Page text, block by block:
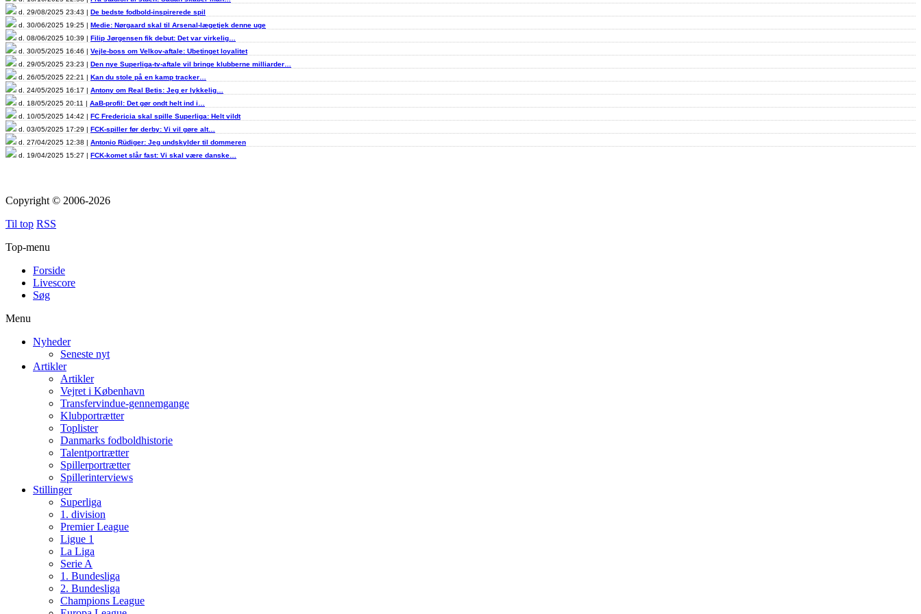
d. 29/08/2025 23:43 | De bedste fodbold-inspirerede spil
d. 30/06/2025 19:25 | Medie: Nørgaard skal til Arsenal-lægetjek denne uge
d. 08/06/2025 10:39 | Filip Jørgensen fik debut: Det var virkelig…
d. 30/05/2025 16:46 | Vejle-boss om Velkov-aftale: Ubetinget loyalitet
d. 29/05/2025 23:23 | Den nye Superliga-tv-aftale vil bringe klubberne milliarder…
d. 26/05/2025 22:21 | Kan du stole på en kamp tracker…
d. 24/05/2025 16:17 | Antony om Real Betis: Jeg er lykkelig…
d. 18/05/2025 20:11 | AaB-profil: Det gør ondt helt ind i…
d. 10/05/2025 14:42 | FC Fredericia skal spille Superliga: Helt vildt
d. 03/05/2025 17:29 | FCK-spiller før derby: Vi vil gøre alt…
d. 27/04/2025 12:38 | Antonio Rüdiger: Jeg undskylder til dommeren
d. 19/04/2025 15:27 | FCK-komet slår fast: Vi skal være danske…
Copyright © 2006-2026
Til top RSS
Top-menu
Forside
Livescore
Søg
Menu
Nyheder
Seneste nyt
Artikler
Artikler
Vejret i København
Transfervindue-gennemgange
Klubportrætter
Toplister
Danmarks fodboldhistorie
Talentportrætter
Spillerportrætter
Spillerinterviews
Stillinger
Superliga
1. division
Premier League
Ligue 1
La Liga
Serie A
1. Bundesliga
2. Bundesliga
Champions League